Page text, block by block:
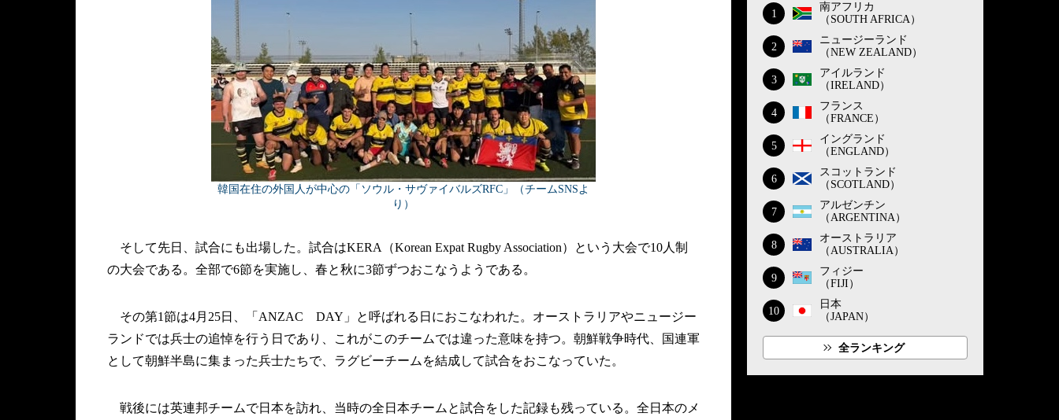
韓国在住の外国人が中心の「ソウル・サヴァイバルズRFC」（チームSNSよ
り）
そして先日、試合にも出場した。試合はKERA（Korean Expat Rugby Association）という大会で10人制
の大会である。全部で6節を実施し、春と秋に3節ずつおこなうようである。
その第1節は4月25日、「ANZAC DAY」と呼ばれる日におこなわれた。オーストラリアやニュージー
ランドでは兵士の追悼を行う日であり、これがこのチームでは違った意味を持つ。朝鮮戦争時代、国連軍
として朝鮮半島に集まった兵士たちで、ラグビーチームを結成して試合をおこなっていた。
戦後には英連邦チームで日本を訪れ、当時の全日本チームと試合をした記録も残っている。全日本のメ
1
南アフリカ
（SOUTH AFRICA）
2
ニュージーランド
（NEW ZEALAND）
3
アイルランド
（IRELAND）
4
フランス
（FRANCE）
5
イングランド
（ENGLAND）
6
スコットランド
（SCOTLAND）
7
アルゼンチン
（ARGENTINA）
8
オーストラリア
（AUSTRALIA）
9
フィジー
（FIJI）
10
日本
（JAPAN）
全ランキング